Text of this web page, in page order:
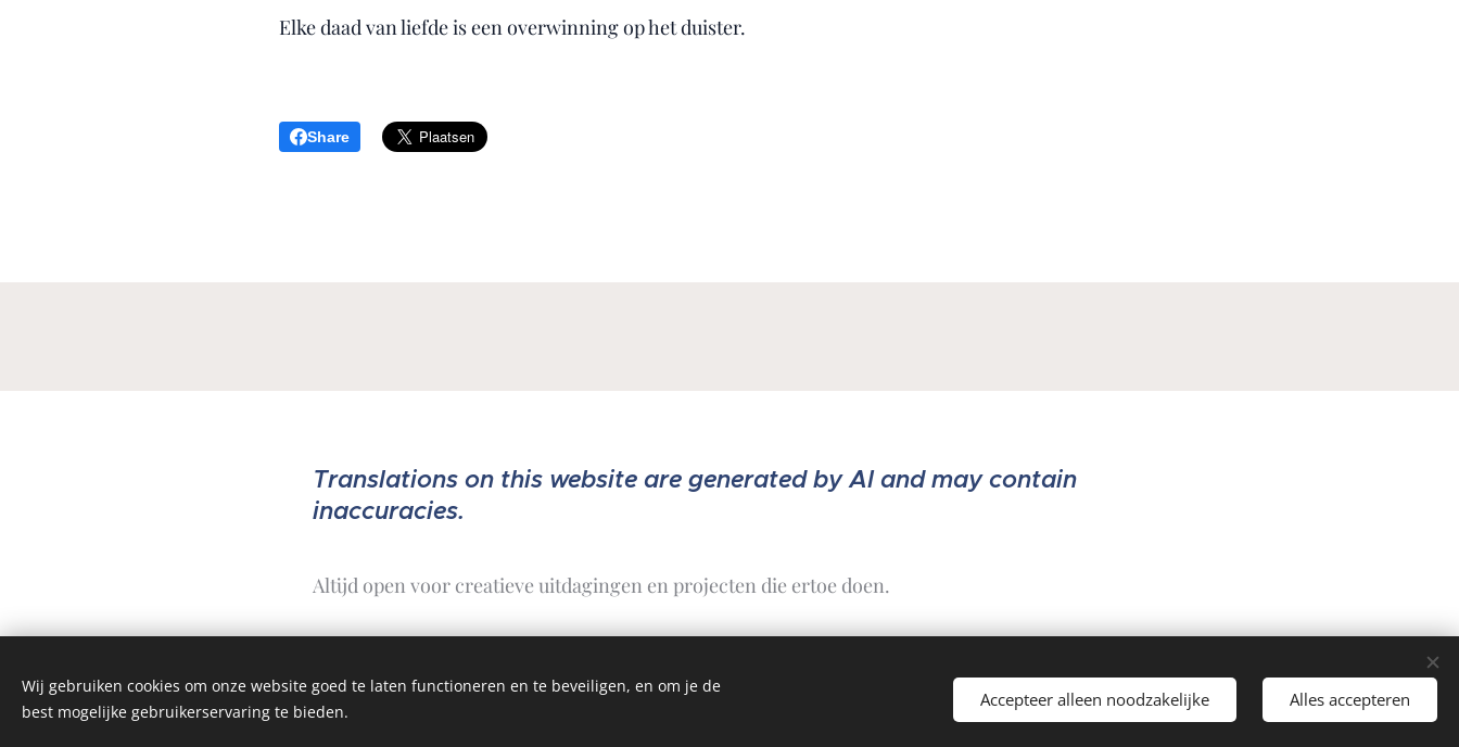
Elke daad van liefde is een overwinning op het duister.
Share
Translations on this website are generated by AI and may contain
inaccuracies.
Altijd open voor creatieve uitdagingen en projecten die ertoe doen.
Wij gebruiken cookies om onze website goed te laten functioneren en te beveiligen, en om je de
best mogelijke gebruikerservaring te bieden.
Accepteer alleen noodzakelijke Alles accepteren